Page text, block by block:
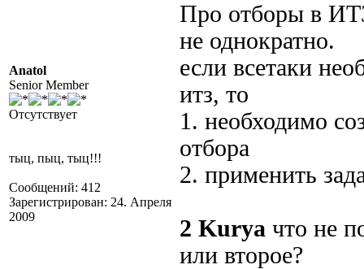
Anatol
Senior Member
Отсутствует
тыц, пыц, тыц!!!
Сообщений: 412
Зарегистрирован: 24. Апреля
2009
Про отборы в
не однократно.
если всетаки
итз, то
1. необходимо
отбора
2. применить
2 Kurya что не
или второе?